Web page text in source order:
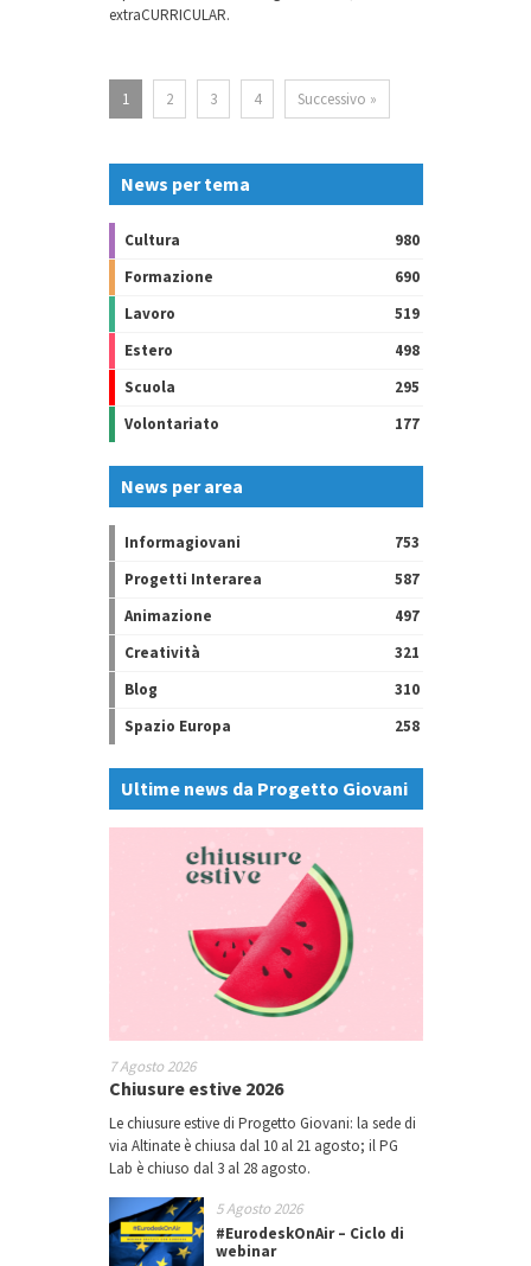
extraCURRICULAR.
1 2 3 4 Successivo »
News per tema
Cultura
980
Formazione
690
Lavoro
519
Estero
498
Scuola
295
Volontariato
177
News per area
Informagiovani
753
Progetti Interarea
587
Animazione
497
Creatività
321
Blog
310
Spazio Europa
258
Ultime news da Progetto Giovani
7 Agosto 2026
Chiusure estive 2026
Le chiusure estive di Progetto Giovani: la sede di
via Altinate è chiusa dal 10 al 21 agosto; il PG
Lab è chiuso dal 3 al 28 agosto.
5 Agosto 2026
#EurodeskOnAir – Ciclo di
webinar